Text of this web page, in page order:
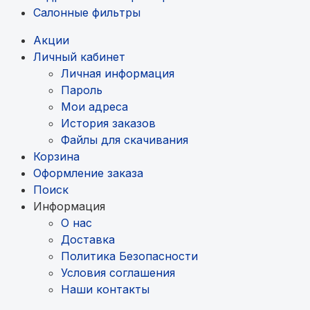
Салонные фильтры
Акции
Личный кабинет
Личная информация
Пароль
Мои адреса
История заказов
Файлы для скачивания
Корзина
Оформление заказа
Поиск
Информация
О нас
Доставка
Политика Безопасности
Условия соглашения
Наши контакты